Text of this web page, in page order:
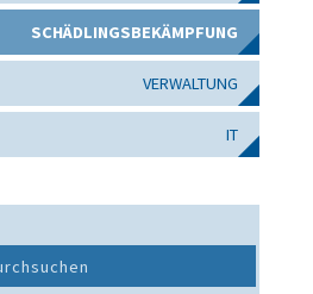
SCHÄDLINGSBEKÄMPFUNG
VERWALTUNG
IT